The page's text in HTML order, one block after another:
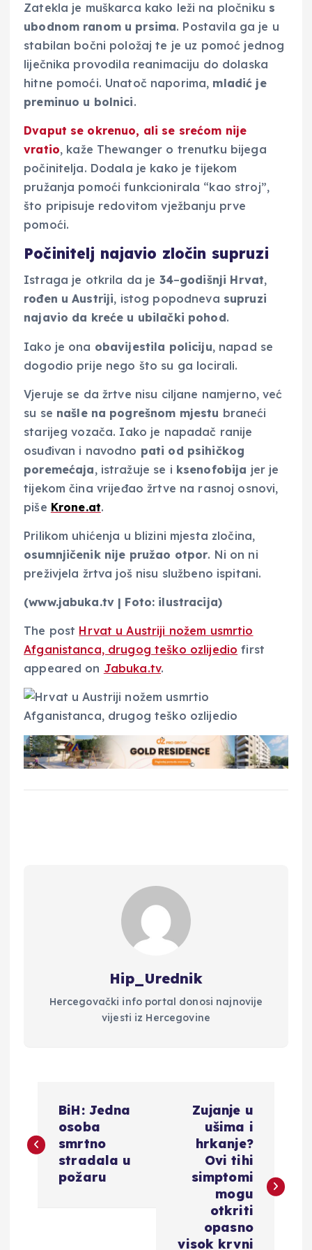
Zatekla je muškarca kako leži na pločniku s
ubodnom ranom u prsima. Postavila ga je u
stabilan bočni položaj te je uz pomoć jednog
liječnika provodila reanimaciju do dolaska
hitne pomoći. Unatoč naporima, mladić je
preminuo u bolnici.
Dvaput se okrenuo, ali se srećom nije
vratio, kaže Thewanger o trenutku bijega
počinitelja. Dodala je kako je tijekom
pružanja pomoći funkcionirala “kao stroj”,
što pripisuje redovitom vježbanju prve
pomoći.
Počinitelj najavio zločin supruzi
Istraga je otkrila da je 34–godišnji Hrvat,
rođen u Austriji, istog popodneva supruzi
najavio da kreće u ubilački pohod.
Iako je ona obavijestila policiju, napad se
dogodio prije nego što su ga locirali.
Vjeruje se da žrtve nisu ciljane namjerno, već
su se našle na pogrešnom mjestu braneći
starijeg vozača. Iako je napadač ranije
osuđivan i navodno pati od psihičkog
poremećaja, istražuje se i ksenofobija jer je
tijekom čina vrijeđao žrtve na rasnoj osnovi,
piše Krone.at.
Prilikom uhićenja u blizini mjesta zločina,
osumnjičenik nije pružao otpor. Ni on ni
preživjela žrtva još nisu službeno ispitani.
(www.jabuka.tv | Foto: ilustracija)
The post Hrvat u Austriji nožem usmrtio
Afganistanca, drugog teško ozlijedio first
appeared on Jabuka.tv.
Hip_Urednik
Hercegovački info portal donosi najnovije
vijesti iz Hercegovine
a
v
BiH: Jedna
osoba
smrtno
stradala u
požaru
Zujanje u
ušima i
hrkanje?
Ovi tihi
simptomi
mogu
otkriti
opasno
visok krvni